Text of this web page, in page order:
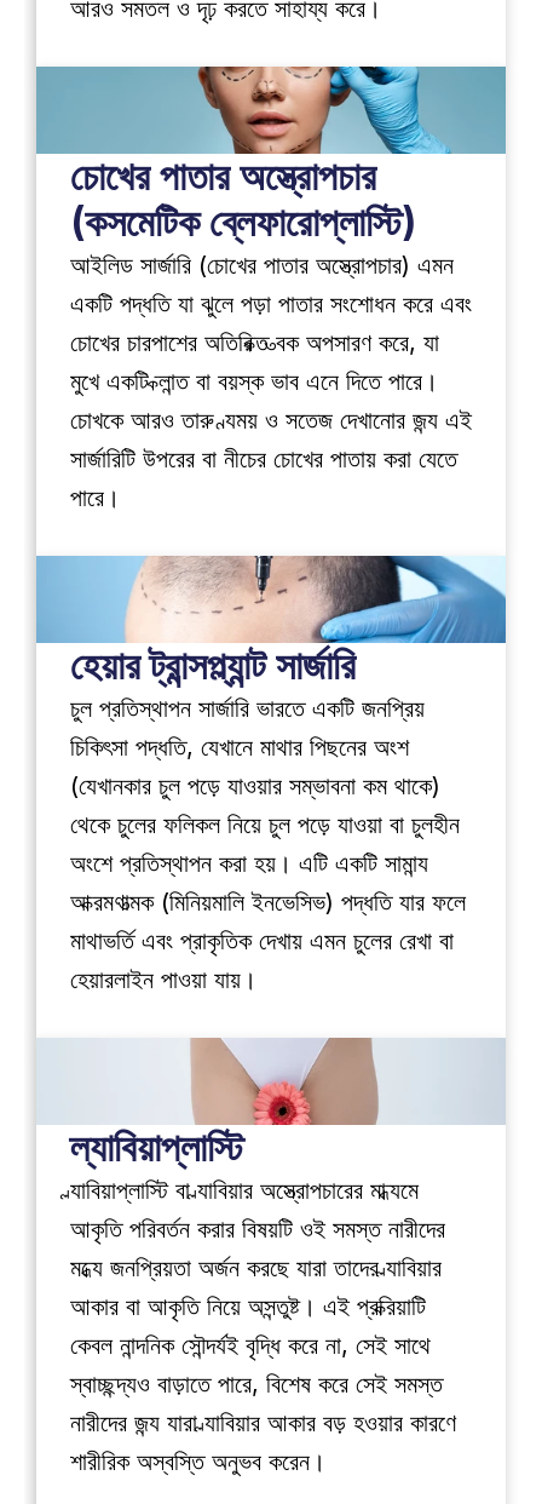
আরও সমতল ও দৃঢ় করতে সাহায্য করে।
চোখের পাতার অস্ত্রোপচার
(কসমেটিক ব্লেফারোপ্লাস্টি)
আইলিড সার্জারি (চোখের পাতার অস্ত্রোপচার) এমন
একটি পদ্ধতি যা ঝুলে পড়া পাতার সংশোধন করে এবং
চোখের চারপাশের অতিরিক্ত ত্বক অপসারণ করে, যা
মুখে একটি ক্লান্ত বা বয়স্ক ভাব এনে দিতে পারে।
চোখকে আরও তারুণ্যময় ও সতেজ দেখানোর জন্য এই
সার্জারিটি উপরের বা নীচের চোখের পাতায় করা যেতে
পারে।
হেয়ার ট্রান্সপ্ল্যান্ট সার্জারি
চুল প্রতিস্থাপন সার্জারি ভারতে একটি জনপ্রিয়
চিকিৎসা পদ্ধতি, যেখানে মাথার পিছনের অংশ
(যেখানকার চুল পড়ে যাওয়ার সম্ভাবনা কম থাকে)
থেকে চুলের ফলিকল নিয়ে চুল পড়ে যাওয়া বা চুলহীন
অংশে প্রতিস্থাপন করা হয়। এটি একটি সামান্য
আক্রমণাত্মক (মিনিয়মালি ইনভেসিভ) পদ্ধতি যার ফলে
মাথাভর্তি এবং প্রাকৃতিক দেখায় এমন চুলের রেখা বা
হেয়ারলাইন পাওয়া যায়।
ল্যাবিয়াপ্লাস্টি
ল্যাবিয়াপ্লাস্টি বা ল্যাবিয়ার অস্ত্রোপচারের মাধ্যমে
আকৃতি পরিবর্তন করার বিষয়টি ওই সমস্ত নারীদের
মধ্যে জনপ্রিয়তা অর্জন করছে যারা তাদের ল্যাবিয়ার
আকার বা আকৃতি নিয়ে অসন্তুষ্ট। এই প্রক্রিয়াটি
কেবল নান্দনিক সৌন্দর্যই বৃদ্ধি করে না, সেই সাথে
স্বাচ্ছন্দ্যও বাড়াতে পারে, বিশেষ করে সেই সমস্ত
নারীদের জন্য যারা ল্যাবিয়ার আকার বড় হওয়ার কারণে
শারীরিক অস্বস্তি অনুভব করেন।